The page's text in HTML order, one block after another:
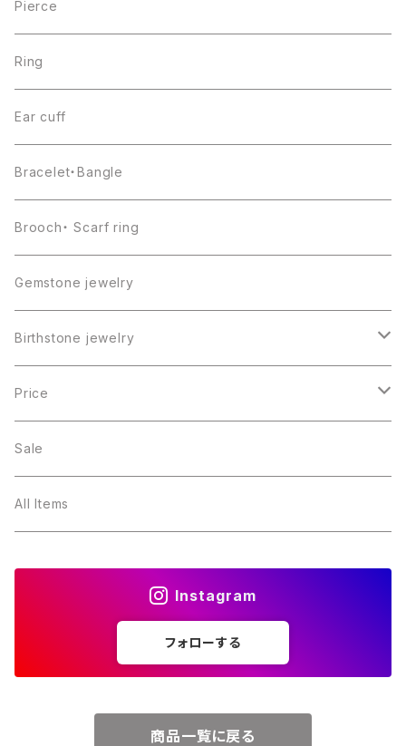
Pierce
Ring
Ear cuff
Bracelet・Bangle
Brooch・ Scarf ring
Gemstone jewelry
Birthstone jewelry
１月・ガーネット
２月・アメジスト
３月・アクアマリン
Price
～5000円
～10000円
Sale
All Items
Instagram
フォローする
商品一覧に戻る